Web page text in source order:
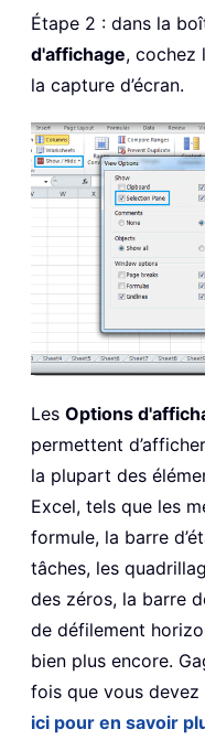
Étape 2 : dans la
d'affichage, cochez
la capture d’écran.
Les Options
permettent
la plupart des
Excel, tels que les
formule, la barre
tâches, les
des zéros, la barre
de défilement
bien plus encore.
fois que vous devez
ici pour en savoir